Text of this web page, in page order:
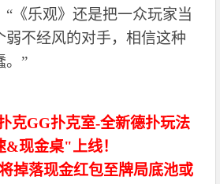
“《乐观》还是把一众玩家当
弱不经风的对手，相信这种
。”
克GG扑克室-全新德扑玩法
&现金桌"上线！
掉落现金红包至牌局底池或